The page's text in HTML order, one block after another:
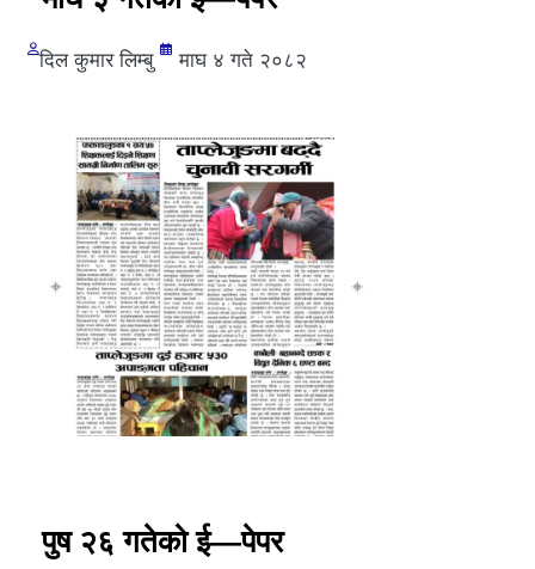
दिल कुमार लिम्बु माघ ४ गते २०८२
पुष २६ गतेको ई—पेपर